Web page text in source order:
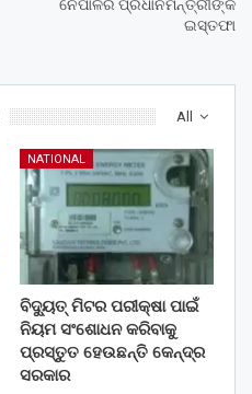
ନେପାଳର ପ୍ରଧାନମନ୍ତ୍ରୀଙ୍କ
ଇସ୍ତଫା
All
NATIONAL
ବିଦ୍ୟୁତ୍ ମିଟର ପରୀକ୍ଷା ପାଇଁ
ନିୟମ ସଂଶୋଧନ କରିବାକୁ
ପ୍ରସ୍ତୁତ ହେଉଛନ୍ତି କେନ୍ଦ୍ର
ସରକାର